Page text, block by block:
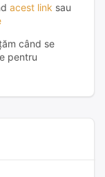
acest link sau
când se
pentru